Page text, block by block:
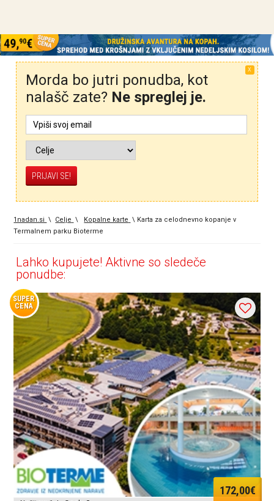
X
Morda bo jutri ponudba, kot
nalašč zate? Ne spreglej je.
1nadan.si \ Celje \ Kopalne karte \ Karta za celodnevno kopanje v
Termalnem parku Bioterme
Lahko kupujete! Aktivne so sledeče
ponudbe:
SUPER
CENA
172,00€